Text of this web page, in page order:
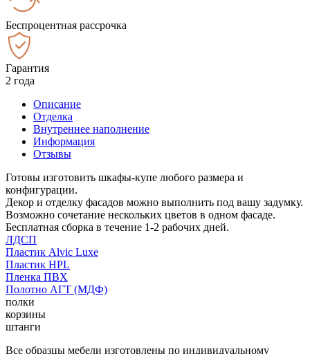
Беспроцентная рассрочка
Гарантия
2 года
Описание
Отделка
Внутреннее наполнение
Информация
Отзывы
Готовы изготовить шкафы-купе любого размера и
конфигурации.
Декор и отделку фасадов можно выполнить под вашу задумку.
Возможно сочетание нескольких цветов в одном фасаде.
Бесплатная сборка в течение 1-2 рабочих дней.
ЛДСП
Пластик Alvic Luxe
Пластик HPL
Пленка ПВХ
Полотно АГТ (МДФ)
полки
корзины
штанги
Все образцы мебели изготовлены по индивидуальному